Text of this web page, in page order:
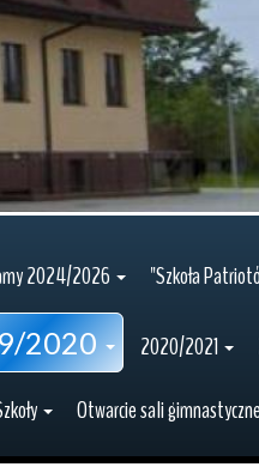
2024/2026 "Szkoła
2020 2020/2021
Otwarcie sali